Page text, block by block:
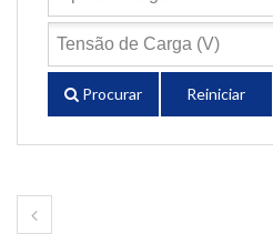
Procurar Reiniciar